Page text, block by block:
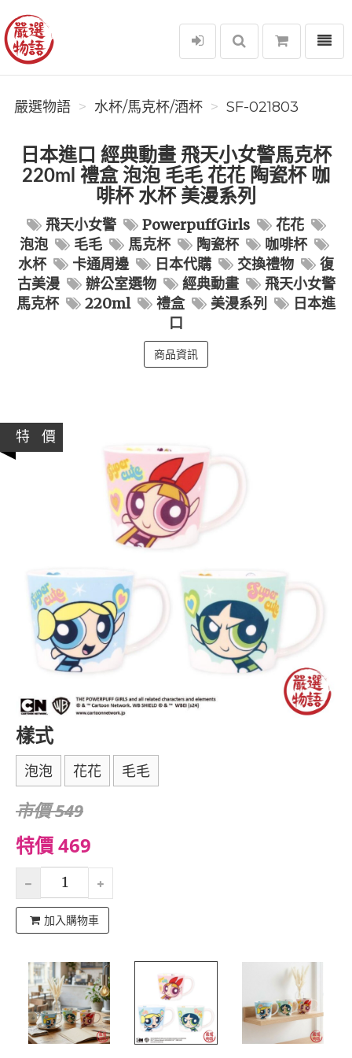
嚴選物語
選單
嚴選物語 水杯/馬克杯/酒杯 SF-021803
日本進口 經典動畫 飛天小女警馬克杯
220ml 禮盒 泡泡 毛毛 花花 陶瓷杯 咖
啡杯 水杯 美漫系列
飛天小女警 PowerpuffGirls
花花
泡泡
毛毛 馬克杯 陶瓷杯
咖啡杯
水杯
卡通周邊 日本代購 交換禮物
復
古美漫
辦公室選物 經典動畫
飛天小女警
馬克杯
220ml 禮盒 美漫系列
日本進
口
商品資訊
特 價
樣式
泡泡 花花 毛毛
市價 549
特價 469
加入購物車